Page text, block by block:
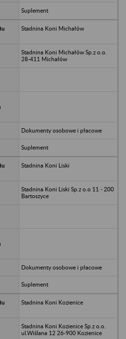
Suplement
Stadnina Koni Michałów
Stadnina Koni Michałów Sp.z o.o.
28-411 Michałów
Dokumenty osobowe i płacowe
Suplement
Stadnina Koni Liski
Stadnina Koni Liski Sp.z o.o 11 - 200
Bartoszyce
Dokumenty osobowe i płacowe
Suplement
Stadnina Koni Kozienice
Stadnina Koni Kozienice Sp.z o.o.
ul.Wiślana 12 26-900 Kozienice